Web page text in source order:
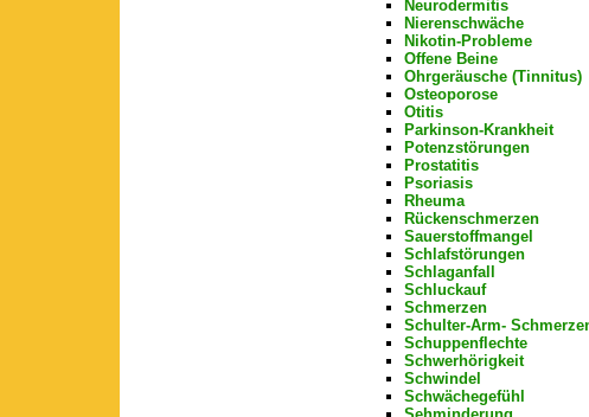
Neurodermitis
Nierenschwäche
Nikotin-Probleme
Offene Beine
Ohrgeräusche (Tinnitus)
Osteoporose
Otitis
Parkinson-Krankheit
Potenzstörungen
Prostatitis
Psoriasis
Rheuma
Rückenschmerzen
Sauerstoffmangel
Schlafstörungen
Schlaganfall
Schluckauf
Schmerzen
Schulter-Arm-
Schuppenflechte
Schwerhörigkeit
Schwindel
Schwächegefühl